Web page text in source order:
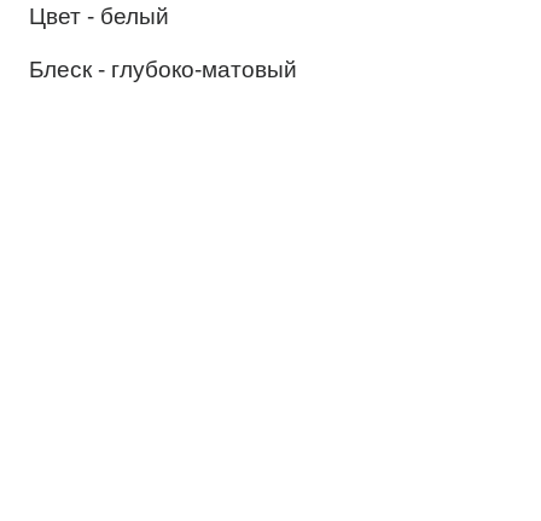
Цвет - белый
Блеск - глубоко-матовый